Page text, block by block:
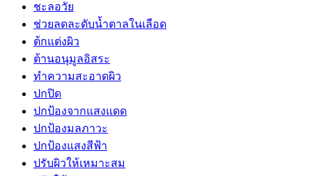
ชะลอวัย
ช่วยลดละดับน้ำตาลในเลือด
ต้กแต่งผิว
ต้านอนุมูลอิสระ
ทำความสะอาดผิว
ปกปิด
ปกป้องจากแสงแดด
ปกป้องมลภาวะ
ปกป้องแสงสีฟ้า
ปรับผิวให้เหมาะสม